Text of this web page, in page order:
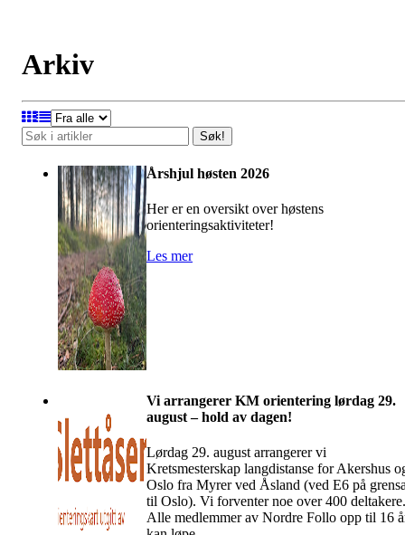
Arkiv
Søk!
Årshjul høsten 2026
Her er en oversikt over høstens
orienteringsaktiviteter!
Les mer
Vi arrangerer KM orientering lørdag 29.
august – hold av dagen!
Lørdag 29. august arrangerer vi
Kretsmesterskap langdistanse for Akershus
Oslo fra Myrer ved Åsland (ved E6 på
til Oslo). Vi forventer noe over 400 deltakere.
Alle medlemmer av Nordre Follo opp til 16